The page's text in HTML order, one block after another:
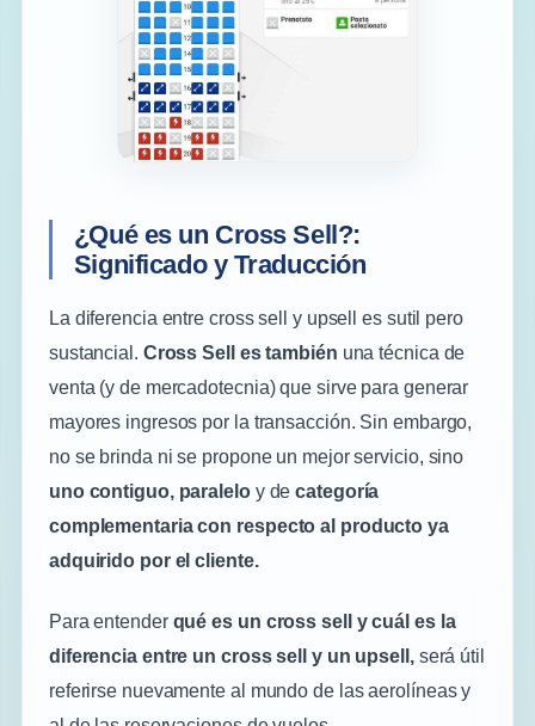
¿Qué es un Cross Sell?:
Significado y Traducción
La diferencia entre cross sell y upsell es sutil pero
sustancial. Cross Sell es también una técnica de
venta (y de mercadotecnia) que sirve para generar
mayores ingresos por la transacción. Sin embargo,
no se brinda ni se propone un mejor servicio, sino
uno contiguo, paraleloy decategoría
complementaria con respecto al producto ya
adquirido por el cliente.
Para entender qué es un cross sell y cuál es la
diferencia entre un cross sell y un upsell,será útil
referirse nuevamente al mundo de las aerolíneas y